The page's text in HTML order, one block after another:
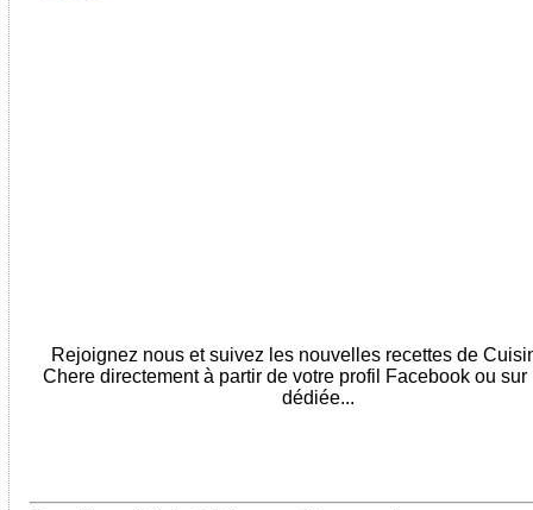
Rejoignez nous et suivez les nouvelles recettes de
Chere directement à partir de votre profil Facebook ou sur
dédiée...